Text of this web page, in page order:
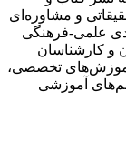
و مشاوره‌ای
علمی-فرهنگی
و کارشناسان
تخصصی،
آموزشی